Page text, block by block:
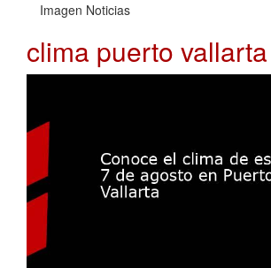
Imagen Noticias
clima puerto vallarta